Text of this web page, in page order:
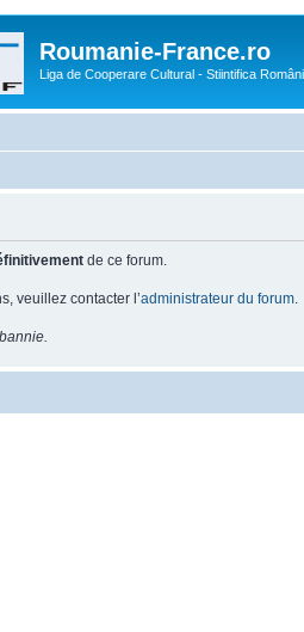
Roumanie-France.ro
Liga de Cooperare Cultural - Stiintifica
de ce forum.
veuillez contacter l’administrateur du forum